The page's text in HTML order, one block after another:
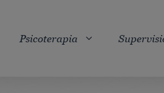
Psicoterapia